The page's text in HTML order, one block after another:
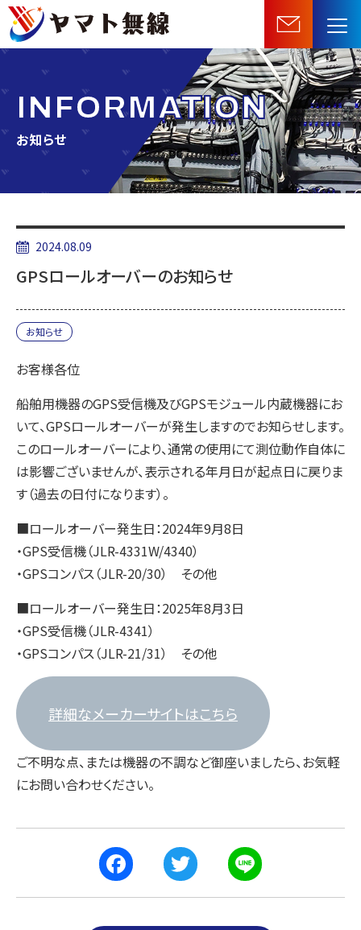
船
舶
器・
線
器
等
の
販
施
工・
保
修
理
の
ヤ
マ
ト
線
お知らせ
INFORMATION
2024.08.09
GPSロールオーバーのお知らせ
お知らせ
お客様各位
船舶用機器のGPS受信機及びGPSモジュール内蔵機器にお
いて、GPSロールオーバーが発生しますのでお知らせします。
このロールオーバーにより、通常の使用にて測位動作自体に
は影響ございませんが、表示される年月日が起点日に戻りま
す（過去の日付になります）。
■ロールオーバー発生日：2024年9月8日
・GPS受信機（JLR-4331W/4340）
・GPSコンパス（JLR-20/30） その他
■ロールオーバー発生日：2025年8月3日
・GPS受信機（JLR-4341）
・GPSコンパス（JLR-21/31） その他
詳細なメーカーサイトはこちら
ご不明な点、または機器の不調など御座いましたら、お気軽
にお問い合わせください。
F
T
L